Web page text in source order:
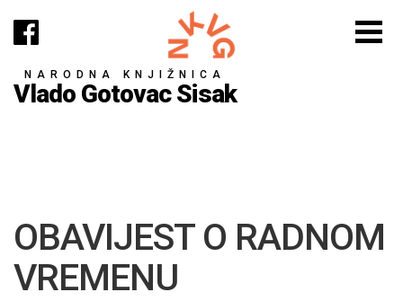
NARODNA KNJIŽNICA
Vlado Gotovac Sisak
OBAVIJEST O RADNOM
VREMENU